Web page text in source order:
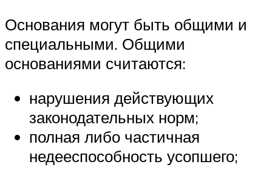
Основания могут быть общими и
специальными. Общими
основаниями считаются:
нарушения действующих
законодательных норм;
полная либо частичная
недееспособность усопшего;